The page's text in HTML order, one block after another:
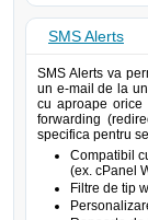
SMS Alerts
SMS Alerts va
un e-mail de la
cu aproape orice
forwarding
specifica pentru
Compatibil
(ex. cPanel
Filtre de tip